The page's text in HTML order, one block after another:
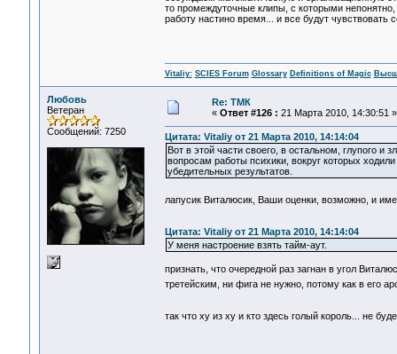
то промеждуточные клипы, с которыми
работу настино время... и все будут чувствовать
Vitaliy: SCIES Forum Glossary Definitions of Magic
Любовь
Ветеран
Сообщений: 7250
Re: ТМК
« Ответ #126 : 21 Марта 2010, 14:30:51 »
Цитата: Vitaliy от 21 Марта 2010, 14:14:04
Вот в этой части своего, в остальном, глупого и
вопросам работы психики, вокруг которых
убедительных результатов.
лапусик Виталюсик, Ваши оценки, возможно, и
Цитата: Vitaliy от 21 Марта 2010, 14:14:04
У меня настроение взять тайм-аут.
признать, что очередной раз загнан в угол
третейским, ни фига не нужно, потому как в его
так что ху из ху и кто здесь голый король... не